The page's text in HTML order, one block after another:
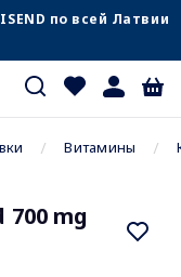
по всей Латвии
Витамины
700 mg